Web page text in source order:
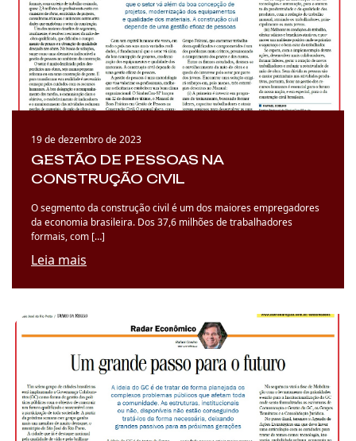
19 de dezembro de 2023
GESTÃO DE PESSOAS NA
CONSTRUÇÃO CIVIL
O segmento da construção civil é um dos maiores empregadores
da economia brasileira. Dos 37,6 milhões de trabalhadores
formais, com […]
Leia mais